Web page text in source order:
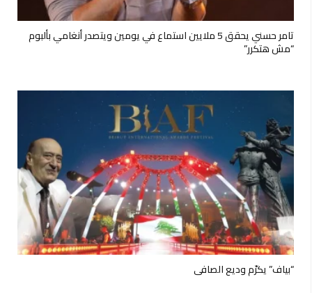
تامر حسني يحقق 5 ملايين استماع في يومين ويتصدر أنغامي بألبوم
“مش هتكرر”
“بياف” يكرّم وديع الصافي